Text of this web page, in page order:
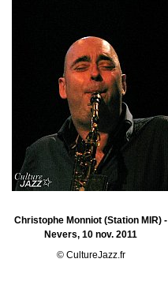
Christophe Monniot (Station MIR) -
Nevers, 10 nov. 2011
© CultureJazz.fr